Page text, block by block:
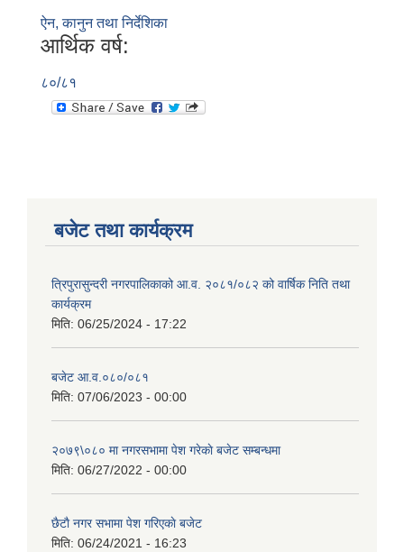
ऐन, कानुन तथा निर्देशिका
आर्थिक वर्ष:
८०/८१
बजेट तथा कार्यक्रम
त्रिपुरासुन्दरी नगरपालिकाको आ.व. २०८१/०८२ को वार्षिक निति तथा
कार्यक्रम
मिति: 06/25/2024 - 17:22
बजेट आ.व.०८०/०८१
मिति: 07/06/2023 - 00:00
२०७९\०८० मा नगरसभामा पेश गरेकाे बजेट सम्बन्धमा
मिति: 06/27/2022 - 00:00
छैटाै नगर सभामा पेश गरिएकाे बजेट
मिति: 06/24/2021 - 16:23